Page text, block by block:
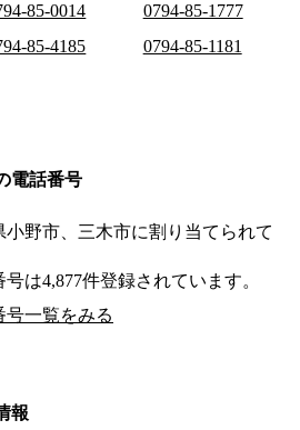
85-0014
0794-85-1777
85-4185
0794-85-1181
電話番号
小野市、三木市に割り当てられて
は4,877件登録されています。
号一覧をみる
報